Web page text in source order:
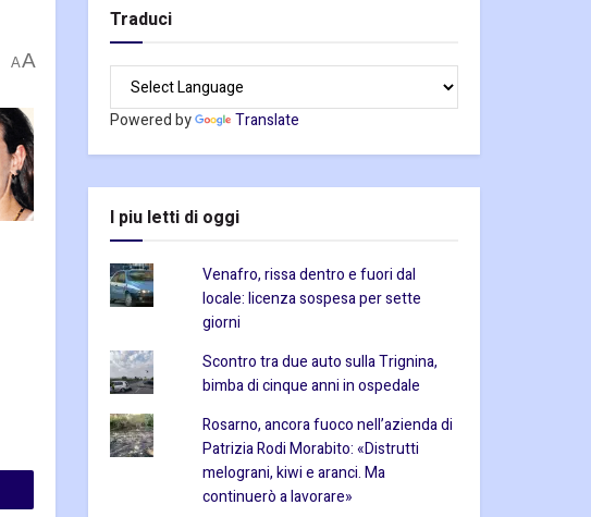
AA
Traduci
Powered by Translate
I piu letti di oggi
Venafro, rissa dentro e fuori dal
locale: licenza sospesa per sette
giorni
Scontro tra due auto sulla Trignina,
bimba di cinque anni in ospedale
Rosarno, ancora fuoco nell’azienda di
Patrizia Rodi Morabito: «Distrutti
melograni, kiwi e aranci. Ma
continuerò a lavorare»